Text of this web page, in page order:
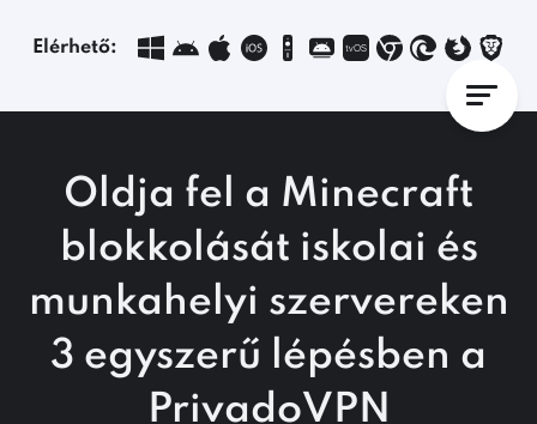
Elérhető:
Oldja fel a Minecraft
blokkolását iskolai és
munkahelyi szervereken
3 egyszerű lépésben a
PrivadoVPN